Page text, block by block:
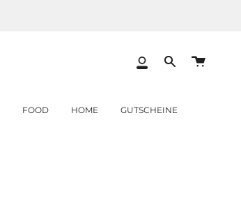
Mein
Translation
FOOD HOME GUTSCHEINE